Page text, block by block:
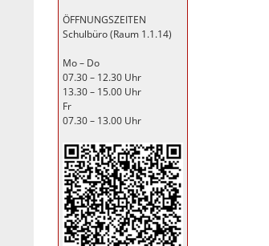
ÖFFNUNGSZEITEN
Schulbüro (Raum 1.1.14)
Mo – Do
07.30 – 12.30 Uhr
13.30 – 15.00 Uhr
Fr
07.30 – 13.00 Uhr